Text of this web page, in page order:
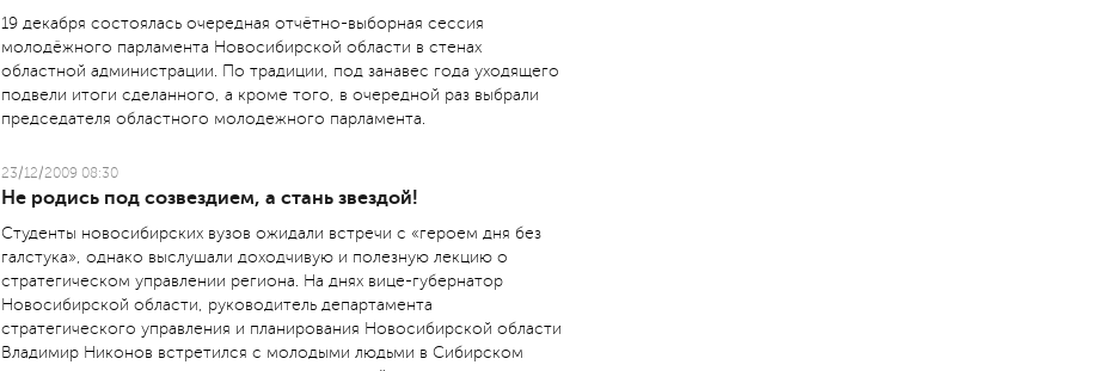
19 декабря состоялась очередная отчётно-выборная сессия
молодёжного парламента Новосибирской области в стенах
областной администрации. По традиции, под занавес года уходящего
подвели итоги сделанного, а кроме того, в очередной раз выбрали
председателя областного молодежного парламента.
23/12/2009 08:30
Не родись под созвездием, а стань звездой!
Студенты новосибирских вузов ожидали встречи с «героем дня без
галстука», однако выслушали доходчивую и полезную лекцию о
стратегическом управлении региона. На днях вице-губернатор
Новосибирской области, руководитель департамента
стратегического управления и планирования Новосибирской области
Владимир Никонов встретился с молодыми людьми в Сибирском